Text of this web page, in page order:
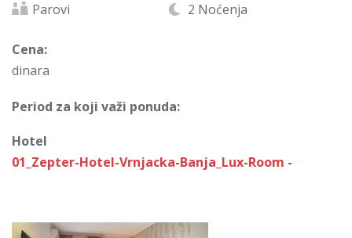
Parovi 2 Noćenja
Cena:
dinara
Period za koji važi ponuda:
Hotel
01_Zepter-Hotel-Vrnjacka-Banja_Lux-Room -